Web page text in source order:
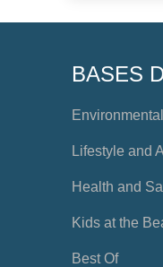
BASES
Lifestyle and
Health and
Kids at the
Best Of